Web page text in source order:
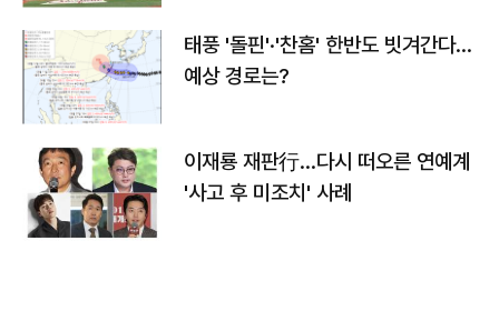
태풍 '돌핀'·'찬홈' 한반도 빗겨간다…
예상 경로는?
이재룡 재판行…다시 떠오른 연예계
'사고 후 미조치' 사례